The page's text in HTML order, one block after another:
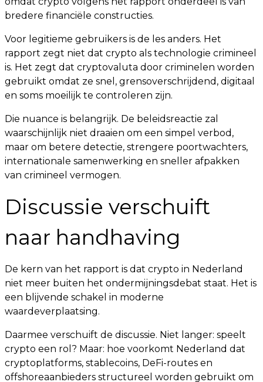
bredere financiële constructies.
Voor legitieme gebruikers is de les anders. Het
rapport zegt niet dat crypto als technologie crimineel
is. Het zegt dat cryptovaluta door criminelen worden
gebruikt omdat ze snel, grensoverschrijdend, digitaal
en soms moeilijk te controleren zijn.
Die nuance is belangrijk. De beleidsreactie zal
waarschijnlijk niet draaien om een simpel verbod,
maar om betere detectie, strengere poortwachters,
internationale samenwerking en sneller afpakken
van crimineel vermogen.
Discussie verschuift
naar handhaving
De kern van het rapport is dat crypto in Nederland
niet meer buiten het ondermijningsdebat staat. Het is
een blijvende schakel in moderne
waardeverplaatsing.
Daarmee verschuift de discussie. Niet langer: speelt
crypto een rol? Maar: hoe voorkomt Nederland dat
cryptoplatforms, stablecoins, DeFi-routes en
offshoreaanbieders structureel worden gebruikt om